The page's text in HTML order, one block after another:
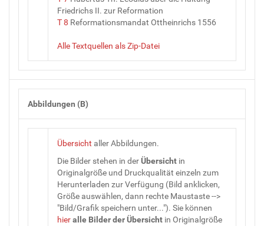
Friedrichs II. zur Reformation
T 8 Reformationsmandat Ottheinrichs 1556
Alle Textquellen als Zip-Datei
Abbildungen (B)
Übersicht aller Abbildungen.
Die Bilder stehen in derÜbersicht in
Originalgröße und Druckqualität einzeln zum
Herunterladen zur Verfügung (Bild anklicken,
Größe auswählen, dann rechte Maustaste -->
"Bild/Grafik speichern unter..."). Sie können
hieralle BilderderÜbersicht in Originalgröße